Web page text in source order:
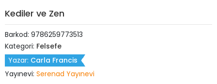
Kediler ve Zen
Barkod: 9786259773513
Kategori: Felsefe
Yazar: Carla Francis
Yayınevi: Serenad Yayınevi